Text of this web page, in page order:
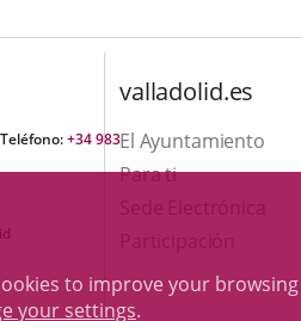
to improve your
your settings.
+34 983
valladolid.es
El Ayuntamiento
Para ti